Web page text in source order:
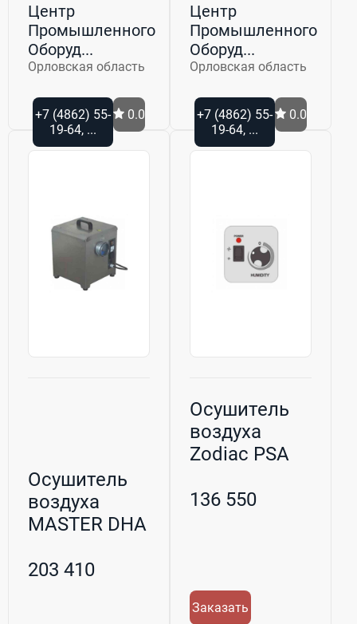
Центр
Промышленного
Оборуд...
Орловская область
+7 (4862) 55-
19-64, ...
0.0
Центр
Промышленного
Оборуд...
Орловская область
+7 (4862) 55-
19-64, ...
0.0
Осушитель
воздуха
MASTER DHA
адсорбционный
203 410
Осушитель
воздуха
Zodiac PSA
бассейна
136 550
Заказать